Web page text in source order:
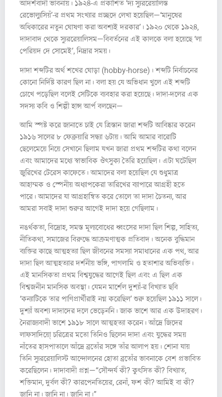
আদর্শবাদী ভাবনায়। ১৯২৪-এ প্রকাশিত ‘দ্য স্যুররেয়ালিস্ত
রেভোল্যুসিয়ঁ’-র প্রথম সংখ্যার প্রচ্ছদে লেখা হয়েছিল—‘মানুষের
অধিকারের নতুন ঘোষণা করা অবশ্যই দরকার’। ১৯২০ থেকে ১৯২৪,
দাদাবাদ থেকে স্যুররেয়ালিসম—বিবর্তনের এই কালকে বলা হয়েছে ‘লা
পেরিয়দ দে সোমেই’, নিদ্রার সময়।
দাদা শব্দটির অর্থ শখের ঘোড়া (hobby-horse)। শব্দটি নির্বাচনের
কোনো নির্দিষ্ট কারণ ছিল না। বলা হয় যে অভিধান খুলে এই শব্দটি
চোখে পড়েছিল বলেই সেটিকে ব্যবহার করা হয়েছে। দাদা-দলের এক
সদস্য কবি ও শিল্পী হান্স আর্প বলছেন—
আমি স্পষ্ট করে জানাতে চাই যে ত্রিস্তান জারা শব্দটি আবিষ্কার করেন
১৯১৬ সালের ৮ ফেব্রুয়ারি সন্ধ্যা ৬টায়। আমি আমার বারোটি
ছেলেমেয়ে নিয়ে সেখানে ছিলাম যখন জারা প্রথম শব্দটির কথা বলেন
এবং আমাদের মধ্যে স্বাভাবিক ঔৎসুক্য তৈরি হয়েছিল। এটা ঘটেছিল
জুরিখের টেরেস কাফেতে। আমাদের বলা হয়েছিল যে শুধুমাত্র
আহাম্মক ও স্পেনীয় অধ্যাপকেরা তারিখের ব্যাপারে আগ্রহী হতে
পারে। আমাদের যা আগ্রহান্বিত করে তোলে তা দাদা চৈতন্য, আর
আমরা সবাই দাদা শুরুর আগেই দাদা হয়ে গেছিলাম।
নঙর্থকতা, বিদ্রোহ, সমস্ত মূল্যবোধের ধ্বংসের দাদা ছিল শিল্প, সাহিত্য,
নীতিকথা, সমাজের বিরুদ্ধে আক্রমণাত্মক প্রতিবাদ। অনেক বুদ্ধিমান
ব্যক্তির কাছে আত্মহত্যা ছিল জীবনের সমস্যা সমাধানের এক পথ, আর
দাদা ছিল আত্মহত্যার দর্শনীয় ভঙ্গি, পাগলামি ও হতাশার অভিব্যক্তি।
এই মানসিকতা প্রথম বিশ্বযুদ্ধের আগেই ছিল এবং এ ছিল এক
বিশ্বজনীন মানসিক অবস্থা। যেমন মার্শেল দুশ্যাঁ-র বিখ্যাত ছবি
‘কন্যাটিকে তার পাণিপ্রার্থীরাই নগ্ন করেছিল’ শুরু হয়েছিল ১৯১১ সালে।
দুশ্যাঁ অবশ্য দাদাদের দলে ভেড়েননি। জাক ভাশে আর এক উদাহরণ।
নৈরাজ্যবাদী ভাশে ১৯১৮ সালে আত্মহত্যা করেন। আঁদ্রে জিদের
লাফসাদিয়ো্ চরিত্রের মতো তিনিও ছিলেন দাদা এবং যুদ্ধের সময়
নাঁতের হাসপাতালে আঁদ্রে ব্রতোঁর সঙ্গে তাঁর আলাপ হয়। শোনা যায়
তিনি স্যুররেয়ালিস্ট আন্দোলনের হোতা ব্রতোঁর ভাবনাকে বেশ প্রভাবিত
করেছিলেন। দাদাবাদী প্রশ্ন—“সৌন্দর্য কী? কুৎসিত কী? বিখ্যাত,
শক্তিমান, দুর্বল কী? কারপেনতিয়ের, রেনাঁ, ফশ কী? আমিই বা কী?
জানি না। জানি না। জানি না।”